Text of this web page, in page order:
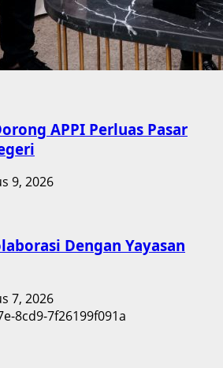
APPI Perluas Pasar
9, 2026
Dengan Yayasan
7, 2026